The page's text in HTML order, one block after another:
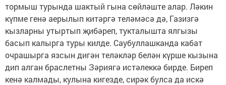
тормыш турында шактый гына сөйләште алар. Ләкин
күпме генә аерылып китәргә теләмәсә дә, Газизгә
кызларны утыртып җибәреп, тукталышта ялгызы
басып калырга туры килде. Саубуллашканда кабат
очрашырга язсын дигән теләкләр белән күрше кызына
дип алган браслетны Зәриягә истәлеккә бирде. Биреп
кенә калмады, кулына кигезде, сирәк булса да искә